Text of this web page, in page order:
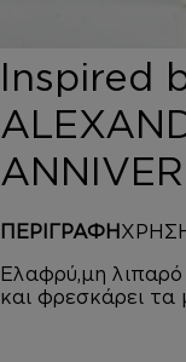
HOROMIA
SPECIAL
ΚΑΛΑΘΙ
Inspired
ΠΕΡΙΓΡΑΦΗ
Ελαφρύ,μη
και φρεσκάρει τα